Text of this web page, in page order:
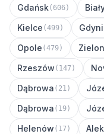
Gdańsk(606)
Kielce (499)
Opole (479)
Rzeszów (147)
Dąbrowa (21)
Dąbrowa (19)
Helenów (17)